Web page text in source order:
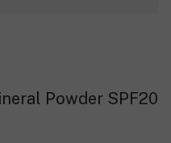
Powder SPF20